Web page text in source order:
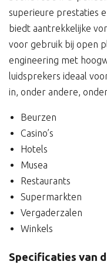
superieure prestaties
biedt aantrekkelijke
voor gebruik bij open
engineering met
luidsprekers ideaal
in, onder andere,
Beurzen
Casino’s
Hotels
Musea
Restaurants
Supermarkten
Vergaderzalen
Winkels
Specificaties van